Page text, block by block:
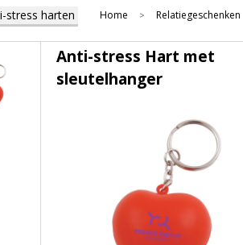
stress harten Home > Relatiegeschenken
Anti-stress Hart met
sleutelhanger